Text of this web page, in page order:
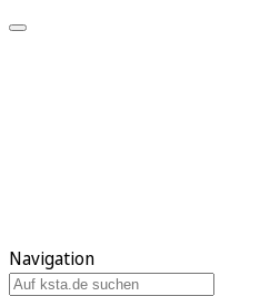
Navigation